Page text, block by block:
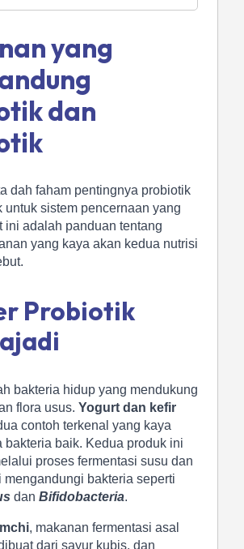
yang
dan
dah faham pentingnya probiotik
untuk sistem pencernaan yang
ini adalah panduan tentang
yang kaya akan kedua nutrisi
Probiotik
bakteria hidup yang mendukung
flora usus. Yogurt dan kefir
contoh terkenal yang kaya
bakteria baik. Kedua produk ini
proses fermentasi susu dan
mengandungi bakteria seperti
dan Bifidobacteria.
, makanan fermentasi asal
dari sayur kubis, dan